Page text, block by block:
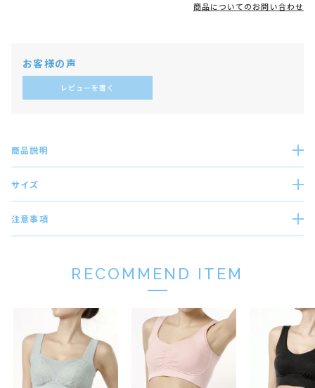
商品についてのお問い合わせ
レビューを書く
商品説明
サイズ
注意事項
RECOMMEND ITEM